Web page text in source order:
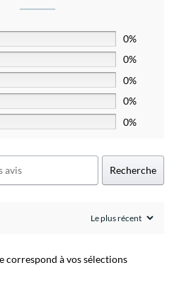
0%
0%
0%
0%
0%
Recherche
correspond à vos sélections